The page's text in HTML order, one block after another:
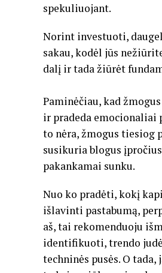
spekuliuojant.
Norint investuoti,
sakau, kodėl jūs
dalį ir tada žiūrėt
Paminėčiau, kad
ir pradeda
to nėra, žmogus tiesiog
susikuria blogus
pakankamai sunku.
Nuo ko pradėti, kokį
išlavinti pastabumą,
aš, tai rekomenduoju
identifikuoti, trendo
techninės pusės. O